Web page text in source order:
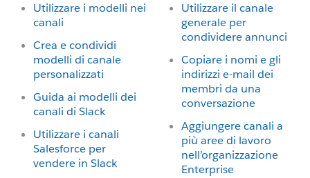
Utilizzare i modelli nei
canali
Crea e condividi
modelli di canale
personalizzati
Guida ai modelli dei
canali di Slack
Utilizzare i canali
Salesforce per
vendere in Slack
Utilizzare il canale
generale per
condividere annunci
Copiare i nomi e gli
indirizzi e-mail dei
membri da una
conversazione
Aggiungere canali a
più aree di lavoro
nell’organizzazione
Enterprise